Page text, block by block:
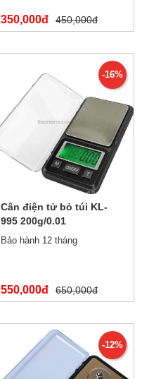
350,000đ 450,000đ
-16%
Cân điện tử bỏ túi KL-
995 200g/0.01
Bảo hành 12 tháng
550,000đ 650,000đ
-12%